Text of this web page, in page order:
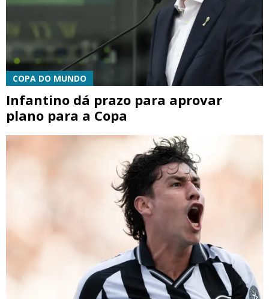
COPA DO MUNDO
Infantino dá prazo para aprovar
plano para a Copa